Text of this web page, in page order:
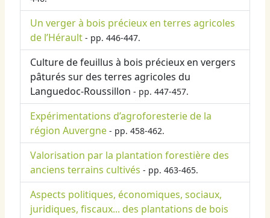
Un verger à bois précieux en terres agricoles
de l’Hérault - pp. 446-447.
Culture de feuillus à bois précieux en vergers
pâturés sur des terres agricoles du
Languedoc-Roussillon - pp. 447-457.
Expérimentations d’agroforesterie de la
région Auvergne - pp. 458-462.
Valorisation par la plantation forestière des
anciens terrains cultivés - pp. 463-465.
Aspects politiques, économiques, sociaux,
juridiques, fiscaux... des plantations de bois